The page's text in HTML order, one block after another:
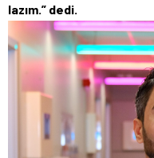
lazım.” dedi.